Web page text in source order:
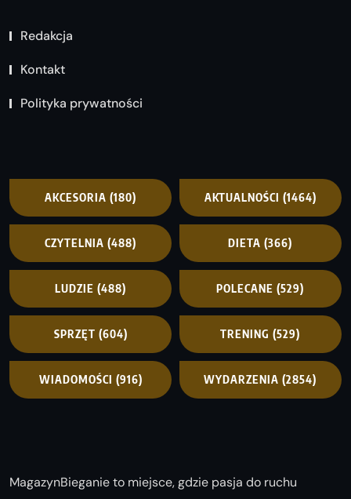
Redakcja
Kontakt
Polityka prywatności
AKCESORIA (180) AKTUALNOŚCI (1464)
CZYTELNIA (488) DIETA (366)
LUDZIE (488) POLECANE (529)
SPRZĘT (604) TRENING (529)
WIADOMOŚCI (916) WYDARZENIA (2854)
MagazynBieganie to miejsce, gdzie pasja do ruchu